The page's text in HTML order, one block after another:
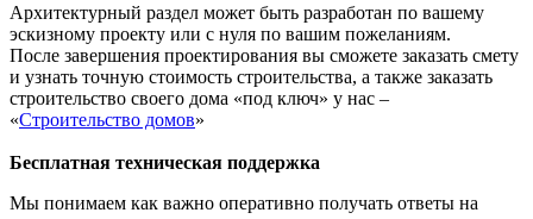
Архитектурный раздел может быть разработан по вашему
эскизному проекту или с нуля по вашим пожеланиям.
После завершения проектирования вы сможете заказать смету
и узнать точную стоимость строительства, а также заказать
строительство своего дома «под ключ» у нас –
«Строительство домов»
Бесплатная техническая поддержка
Мы понимаем как важно оперативно получать ответы на